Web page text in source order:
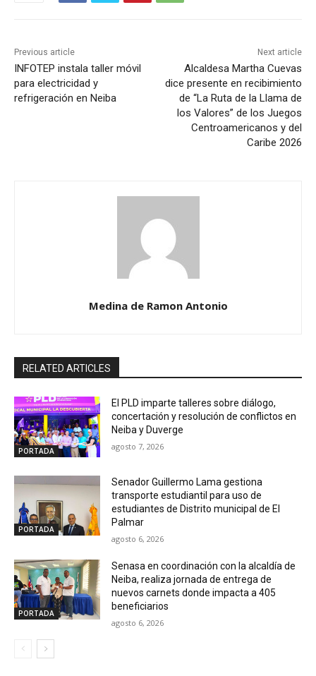
Previous article
INFOTEP instala taller móvil
para electricidad y
refrigeración en Neiba
Next article
Alcaldesa Martha Cuevas
dice presente en recibimiento
de “La Ruta de la Llama de
los Valores” de los Juegos
Centroamericanos y del
Caribe 2026
Medina de Ramon Antonio
RELATED ARTICLES
PORTADA
El PLD imparte talleres sobre diálogo,
concertación y resolución de conflictos en
Neiba y Duverge
agosto 7, 2026
PORTADA
Senador Guillermo Lama gestiona
transporte estudiantil para uso de
estudiantes de Distrito municipal de El
Palmar
agosto 6, 2026
PORTADA
Senasa en coordinación con la alcaldía de
Neiba, realiza jornada de entrega de
nuevos carnets donde impacta a 405
beneficiarios
agosto 6, 2026